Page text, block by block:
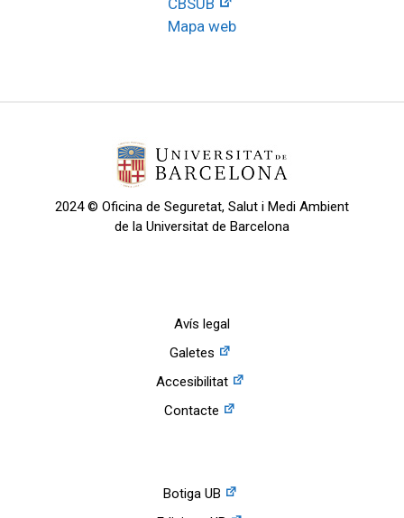
Mapa web
2024 © Oficina de Seguretat, Salut i Medi Ambient
de la Universitat de Barcelona
Avís legal
Galetes
Accesibilitat
Contacte
Botiga UB